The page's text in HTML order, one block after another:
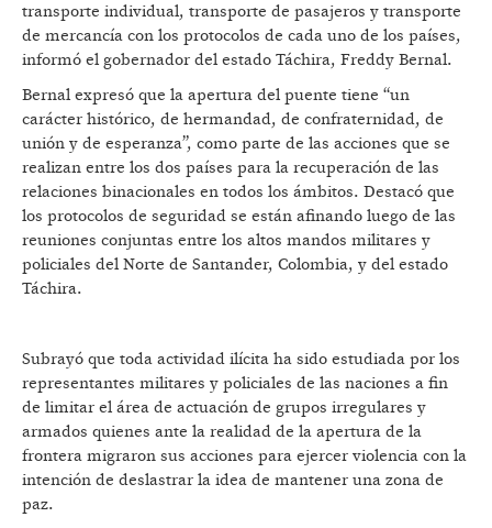
transporte individual, transporte de pasajeros y transporte
de mercancía con los protocolos de cada uno de los países,
informó el gobernador del estado Táchira, Freddy Bernal.
Bernal expresó que la apertura del puente tiene “un
carácter histórico, de hermandad, de confraternidad, de
unión y de esperanza”, como parte de las acciones que se
realizan entre los dos países para la recuperación de las
relaciones binacionales en todos los ámbitos. Destacó que
los protocolos de seguridad se están afinando luego de las
reuniones conjuntas entre los altos mandos militares y
policiales del Norte de Santander, Colombia, y del estado
Táchira.
Subrayó que toda actividad ilícita ha sido estudiada por los
representantes militares y policiales de las naciones a fin
de limitar el área de actuación de grupos irregulares y
armados quienes ante la realidad de la apertura de la
frontera migraron sus acciones para ejercer violencia con la
intención de deslastrar la idea de mantener una zona de
paz.